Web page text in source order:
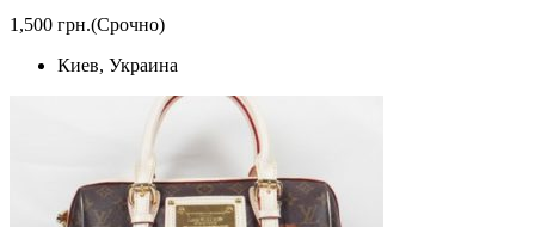
1,500 грн.(Срочно)
Киев, Украина